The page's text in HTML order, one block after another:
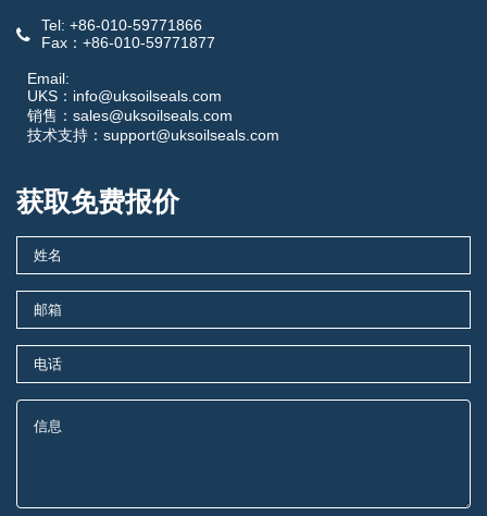
Tel: +86-010-59771866
Fax：+86-010-59771877
Email:
UKS：info@uksoilseals.com
销售：sales@uksoilseals.com
技术支持：support@uksoilseals.com
获取免费报价